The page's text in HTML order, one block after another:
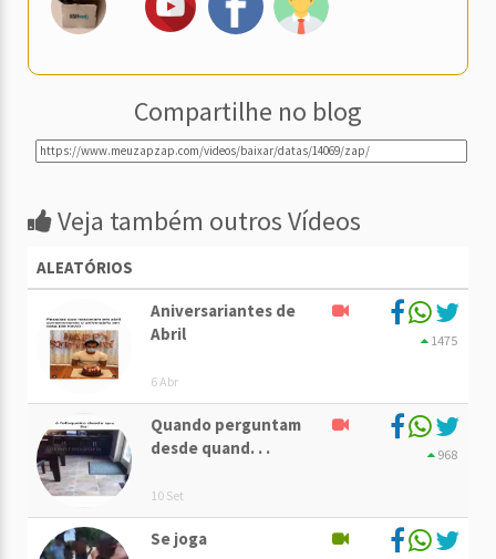
Compartilhe no blog
Veja também outros Vídeos
ALEATÓRIOS
Aniversariantes de
Abril
6 Abr
1475
Quando perguntam
desde quand. . .
10 Set
968
Se joga